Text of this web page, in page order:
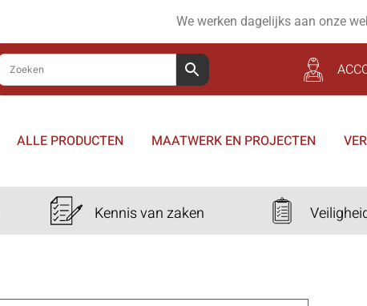
We werken dagelijks aan onze
ALLE PRODUCTEN MAATWERK EN PROJECTEN
Kennis van zaken